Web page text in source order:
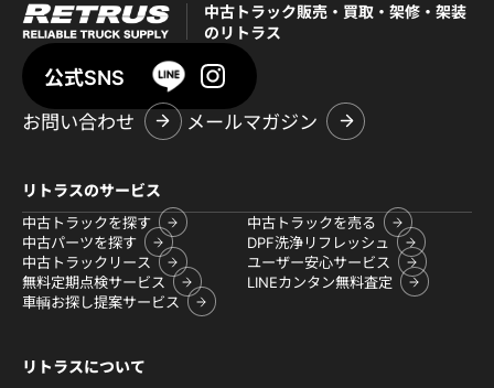
中古トラック販売・買取・架修・架装
のリトラス
公式SNS
お問い合わせ
メールマガジン
リトラスのサービス
中古トラックを探す
中古トラックを売る
中古パーツを探す
DPF洗浄リフレッシュ
中古トラックリース
ユーザー安心サービス
無料定期点検サービス
LINEカンタン無料査定
車輌お探し提案サービス
リトラスについて